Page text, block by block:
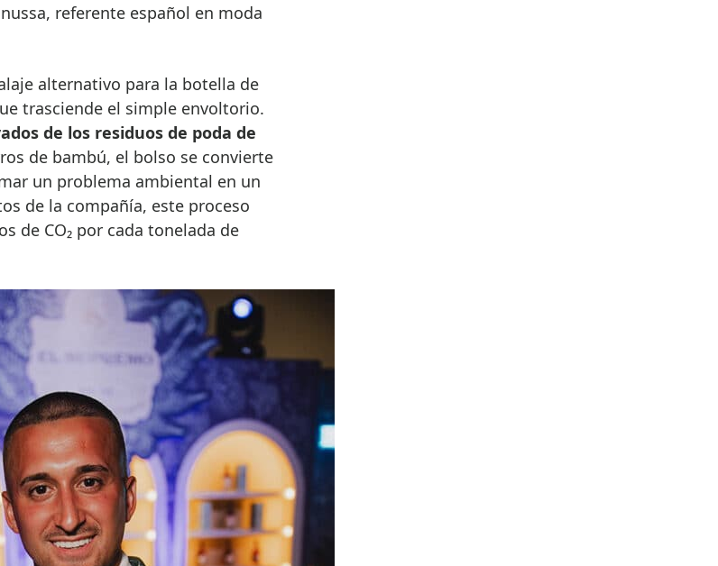
referente español en moda
alternativo para la botella de
trasciende el simple envoltorio.
de los residuos de poda de
de bambú, el bolso se convierte
un problema ambiental en un
de la compañía, este proceso
de CO₂ por cada tonelada de